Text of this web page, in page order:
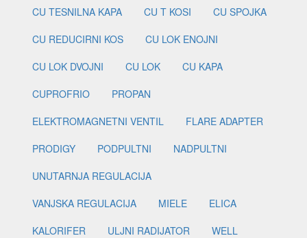
CU TESNILNA KAPA
CU T KOSI
CU SPOJKA
CU REDUCIRNI KOS
CU LOK ENOJNI
CU LOK DVOJNI
CU LOK
CU KAPA
CUPROFRIO
PROPAN
ELEKTROMAGNETNI VENTIL
FLARE ADAPTER
PRODIGY
PODPULTNI
NADPULTNI
UNUTARNJA REGULACIJA
VANJSKA REGULACIJA
MIELE
ELICA
KALORIFER
ULJNI RADIJATOR
WELL